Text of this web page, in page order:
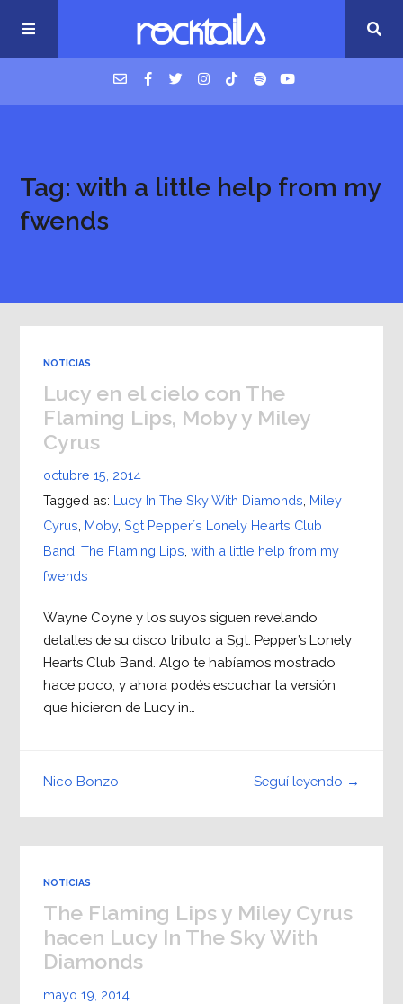
Cigarrillos en la cama
Tag: with a little help from my
fwends
NOTICIAS
Lucy en el cielo con The
Flaming Lips, Moby y Miley
Cyrus
octubre 15, 2014
Tagged as: Lucy In The Sky With Diamonds Miley
Cyrus Moby, Sgt Pepper´s Lonely Hearts Club
Band The Flaming Lips with a little help from my
fwends
Wayne Coyne y los suyos siguen revelando
detalles de su disco tributo a Sgt. Pepper’s Lonely
Hearts Club Band. Algo te habíamos mostrado
hace poco, y ahora podés escuchar la versión
que hicieron de Lucy in…
Seguí leyendo →
Nico Bonzo
NOTICIAS
The Flaming Lips y Miley Cyrus
hacen Lucy In The Sky With
Diamonds
mayo 19, 2014